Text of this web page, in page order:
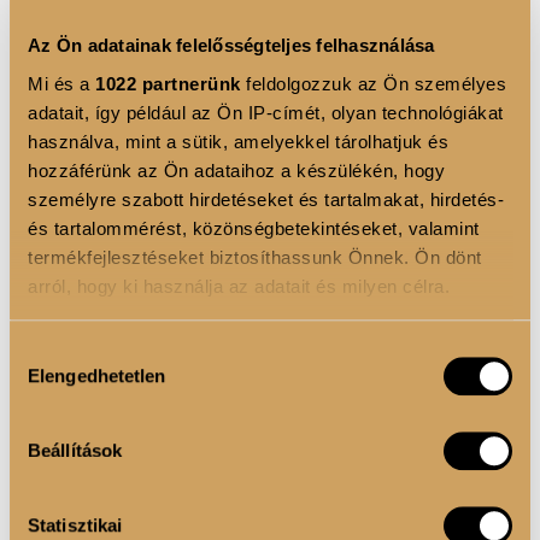
Az Ön adatainak felelősségteljes felhasználása
Mi és a 1022 partnerünk feldolgozzuk az Ön személyes
adatait, így például az Ön IP-címét, olyan technológiákat
használva, mint a sütik, amelyekkel tárolhatjuk és
hozzáférünk az Ön adataihoz a készülékén, hogy
személyre szabott hirdetéseket és tartalmakat, hirdetés-
és tartalommérést, közönségbetekintéseket, valamint
termékfejlesztéseket biztosíthassunk Önnek. Ön dönt
arról, hogy ki használja az adatait és milyen célra.
Információgyűjtés az Ön földrajzi elhelyezkedéséről
Az Ön készülékén beazonosítása annak konkrét
tulajdonságainak (ujjlenyomat) aktív ellenőrzésével
módjairól és adja meg preferenciáit a
kiválasztása
Elengedhetetlen
Beállítások
Statisztikai
lepergésmentes végeredményt nyújt.
Használat:
Az applikátor segítségévelközvetlenül vidd fela
szemhéjra.
Ujjbeggyel vagy ecsetteldolgozd el a lágyabb,
elsatírozott hatás érdekében.
ragyogásért, vagy rétegezheted más
csillogásért.